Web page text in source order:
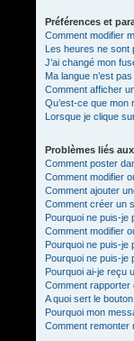
Préférences et
Comment modifier
Les heures ne sont
J’ai changé mon
Ma langue n’est
Comment afficher
Qu’est-ce que mon
Lorsque je clique
Problèmes liés
Comment poster
Comment modifier
Comment ajouter
Comment créer un
Pourquoi ne puis-je
Comment modifier
Pourquoi ne puis-je
Pourquoi ne puis-je
Pourquoi ai-je reçu
Comment
A quoi sert le
Pourquoi mon
Comment remonter